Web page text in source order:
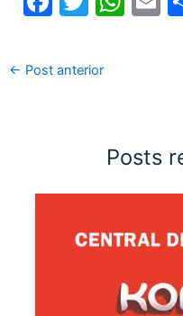
c
e
k
itt
er
p
p
← Post anterior
Posts